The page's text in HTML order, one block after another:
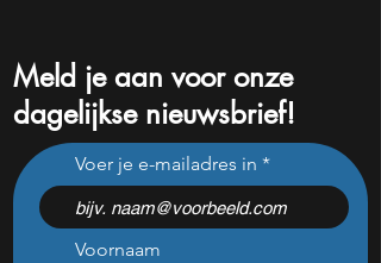
Pharming onderuit na
flinke tegenvallers: wat te
doen met het aandeel?
Meld je aan voor onze
dagelijkse nieuwsbrief!
Voer je e-mailadres in
Voornaam